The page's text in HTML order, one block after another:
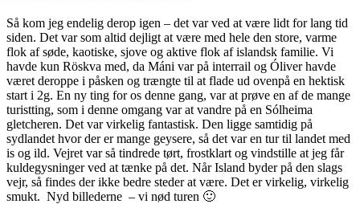
Så kom jeg endelig derop igen – det var ved at være lidt for lang tid
siden. Det var som altid dejligt at være med hele den store, varme
flok af søde, kaotiske, sjove og aktive flok af islandsk familie. Vi
havde kun Röskva med, da Máni var på interrail og Óliver havde
været deroppe i påsken og trængte til at flade ud ovenpå en hektisk
start i 2g. En ny ting for os denne gang, var at prøve en af de mange
turistting, som i denne omgang var at vandre på en Sólheima
gletcheren. Det var virkelig fantastisk. Den ligge samtidig på
sydlandet hvor der er mange geysere, så det var en tur til landet med
is og ild. Vejret var så tindrede tørt, frostklart og vindstille at jeg får
kuldegysninger ved at tænke på det. Når Island byder på den slags
vejr, så findes der ikke bedre steder at være. Det er virkelig, virkelig
smukt. Nyd billederne – vi nød turen 🙂